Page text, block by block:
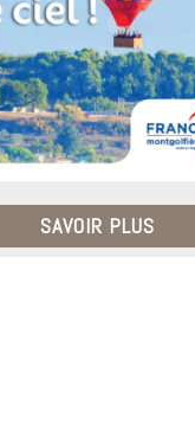
SAVOIR PLUS